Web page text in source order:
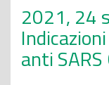
2021, 24
anti